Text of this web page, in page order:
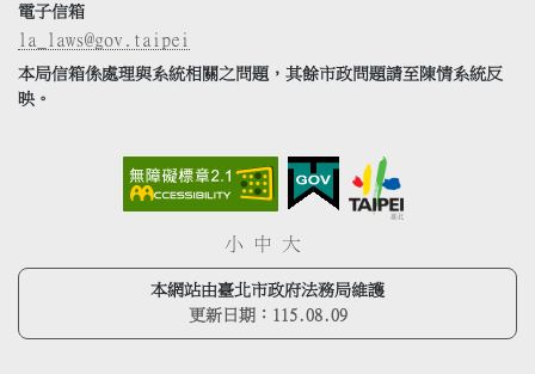
電子信箱
la_laws@gov.taipei
本局信箱係處理與系統相關之問題，其餘市政問題請至陳情系統反
映。
小 中 大
本網站由臺北市政府法務局維護
更新日期： 115.08.09